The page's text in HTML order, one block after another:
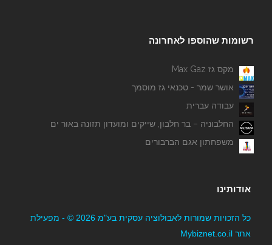
רשומות שהוספו לאחרונה
מקס גז Max Gaz
אושר שמר - טכנאי גז מוסמך
עבודה עברית
החלבוניה – בר חלבון, שייקים ומועדון תזונה באור ים
משפחתון אגם הברבורים
אודותינו
כל הזכויות שמורות לאבולוציה עסקית בע"מ 2026 © - מפעילת
אתר Mybiznet.co.il